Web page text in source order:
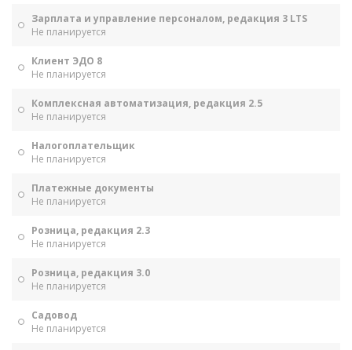
Зарплата и управление персоналом, редакция 3 LTS
Не планируется
Клиент ЭДО 8
Не планируется
Комплексная автоматизация, редакция 2.5
Не планируется
Налогоплательщик
Не планируется
Платежные документы
Не планируется
Розница, редакция 2.3
Не планируется
Розница, редакция 3.0
Не планируется
Садовод
Не планируется